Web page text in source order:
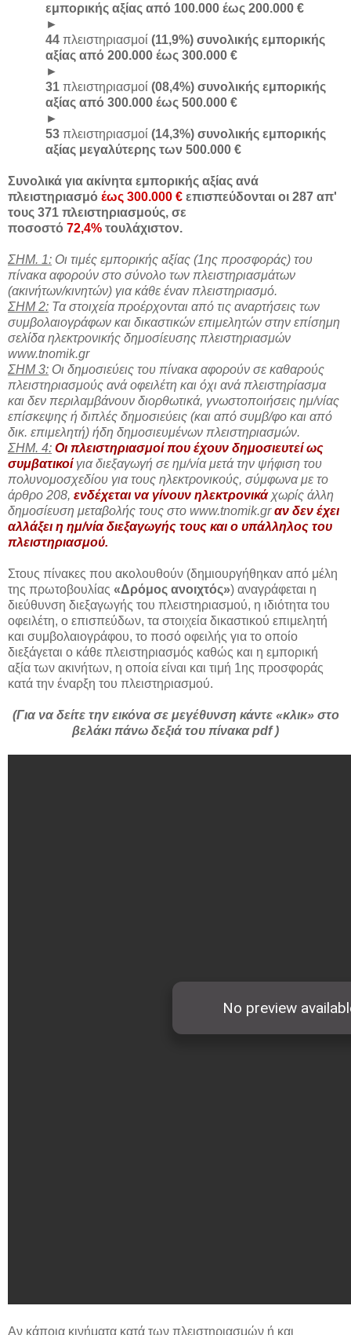
εμπορικής αξίας από 100.000 έως 200.000 €
►
44 πλειστηριασμοί (11,9%) συνολικής εμπορικής
αξίας από 200.000 έως 300.000 €
►
31 πλειστηριασμοί (08,4%) συνολικής εμπορικής
αξίας από 300.000 έως 500.000 €
►
53 πλειστηριασμοί (14,3%) συνολικής εμπορικής
αξίας μεγαλύτερης των 500.000 €
Συνολικά για ακίνητα εμπορικής αξίας ανά
πλειστηριασμό έως 300.000 € επισπεύδονται οι 287 απ'
τους 371 πλειστηριασμούς, σε
ποσοστό 72,4% τουλάχιστον.
ΣΗΜ. 1: Οι τιμές εμπορικής αξίας (1ης προσφοράς) του
πίνακα αφορούν στο σύνολο των πλειστηριασμάτων
(ακινήτων/κινητών) για κάθε έναν πλειστηριασμό.
ΣΗΜ 2: Τα στοιχεία προέρχονται από τις αναρτήσεις των
συμβολαιογράφων και δικαστικών επιμελητών στην επίσημη
σελίδα ηλεκτρονικής δημοσίευσης πλειστηριασμών
www.tnomik.gr
ΣΗΜ 3: Οι δημοσιεύεις του πίνακα αφορούν σε καθαρούς
πλειστηριασμούς ανά οφειλέτη και όχι ανά πλειστηρίασμα
και δεν περιλαμβάνουν διορθωτικά, γνωστοποιήσεις ημ/νίας
επίσκεψης ή διπλές δημοσιεύεις (και από συμβ/φο και από
δικ. επιμελητή) ήδη δημοσιευμένων πλειστηριασμών.
ΣΗΜ. 4: Οι πλειστηριασμοί που έχουν δημοσιευτεί ως
συμβατικοίγια διεξαγωγή σε ημ/νία μετά την ψήφιση του
πολυνομοσχεδίου για τους ηλεκτρονικούς, σύμφωνα με το
άρθρο 208, ενδέχεται να γίνουν ηλεκτρονικά χωρίς άλλη
δημοσίευση μεταβολής τους στο www.tnomik.grαν δεν έχει
αλλάξει η ημ/νία διεξαγωγής τους και ο υπάλληλος του
πλειστηριασμού.
Στους πίνακες που ακολουθούν (δημιουργήθηκαν από μέλη
της πρωτοβουλίας «Δρόμος ανοιχτός») αναγράφεται η
διεύθυνση διεξαγωγής του πλειστηριασμού, η ιδιότητα του
οφειλέτη, ο επισπεύδων, τα στοιχεία δικαστικού επιμελητή
και συμβολαιογράφου, το ποσό οφειλής για το οποίο
διεξάγεται ο κάθε πλειστηριασμός καθώς και η εμπορική
αξία των ακινήτων, η οποία είναι και τιμή 1ης προσφοράς
κατά την έναρξη του πλειστηριασμού.
(Για να δείτε την εικόνα σε μεγέθυνση κάντε «κλικ» στο
βελάκι πάνω δεξιά του πίνακα pdf )
Αν κάποια κινήματα κατά των πλειστηριασμών ή και